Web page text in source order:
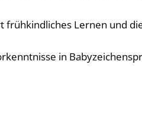
Lernen und
in